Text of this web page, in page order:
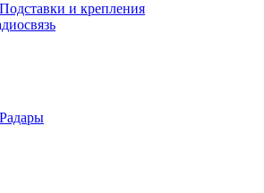
Подставки и крепления
Радары